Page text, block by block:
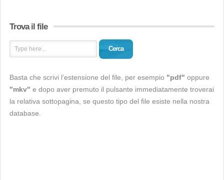
Trova il file
Cerca
Basta che scrivi l’estensione del file, per esempio "pdf" oppure
"mkv" e dopo aver premuto il pulsante immediatamente troverai
la relativa sottopagina, se questo tipo del file esiste nella nostra
database.